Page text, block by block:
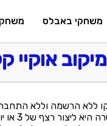
משחקי באבלס
אוקיי
ללא הרשמה וללא
שלכן